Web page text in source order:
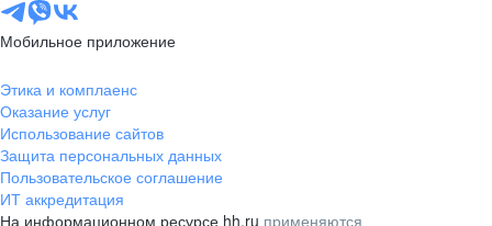
Мобильное приложение
Этика и комплаенс
Оказание услуг
Использование сайтов
Защита персональных данных
Пользовательское соглашение
ИТ аккредитация
На информационном ресурсе hh.ru применяются